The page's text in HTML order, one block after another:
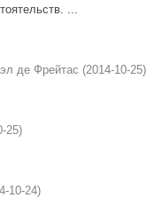
...
де Фрейтас (2014-10-25)
25)
10-24)